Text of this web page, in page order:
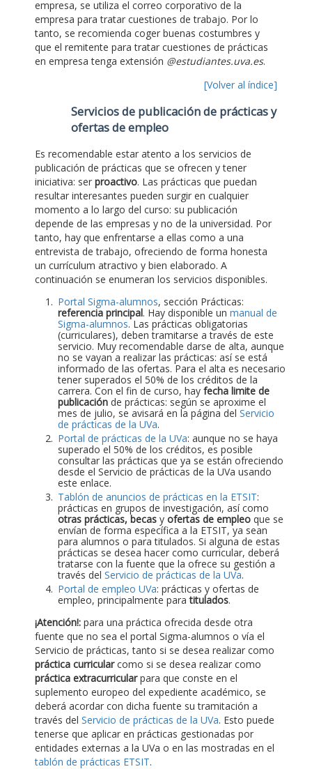
empresa, se utiliza el correo corporativo de la
empresa para tratar cuestiones de trabajo. Por lo
tanto, se recomienda coger buenas costumbres y
que el remitente para tratar cuestiones de prácticas
en empresa tenga extensión @estudiantes.uva.es.
[Volver al índice]
Servicios de publicación de prácticas y
ofertas de empleo
Es recomendable estar atento a los servicios de
publicación de prácticas que se ofrecen y tener
iniciativa: ser proactivo. Las prácticas que puedan
resultar interesantes pueden surgir en cualquier
momento a lo largo del curso: su publicación
depende de las empresas y no de la universidad. Por
tanto, hay que enfrentarse a ellas como a una
entrevista de trabajo, ofreciendo de forma honesta
un currículum atractivo y bien elaborado. A
continuación se enumeran los servicios disponibles.
Portal Sigma-alumnos, sección Prácticas:
referencia principal. Hay disponible un manual de
Sigma-alumnos. Las prácticas obligatorias
(curriculares), deben tramitarse a través de este
servicio. Muy recomendable darse de alta, aunque
no se vayan a realizar las prácticas: así se está
informado de las ofertas. Para el alta es necesario
tener superados el 50% de los créditos de la
carrera. Con el fin de curso, hay fecha limite de
publicación de prácticas: según se aproxime el
mes de julio, se avisará en la página del Servicio
de prácticas de la UVa.
Portal de prácticas de la UVa: aunque no se haya
superado el 50% de los créditos, es posible
consultar las prácticas que ya se están ofreciendo
desde el Servicio de prácticas de la UVa usando
este enlace.
Tablón de anuncios de prácticas en la ETSIT:
prácticas en grupos de investigación, así como
otras prácticas, becas y ofertas de empleo que se
envían de forma específica a la ETSIT, ya sean
para alumnos o para titulados. Si alguna de estas
prácticas se desea hacer como curricular, deberá
tratarse con la fuente que la ofrece su gestión a
través del Servicio de prácticas de la UVa.
Portal de empleo UVa: prácticas y ofertas de
empleo, principalmente paratitulados.
¡Atención!: para una práctica ofrecida desde otra
fuente que no sea el portal Sigma-alumnos o vía el
Servicio de prácticas, tanto si se desea realizar como
práctica curricularcomo si se desea realizar como
práctica extracurricularpara que conste en el
suplemento europeo del expediente académico, se
deberá acordar con dicha fuente su tramitación a
través del Servicio de prácticas de la UVa. Esto puede
tenerse que aplicar en prácticas gestionadas por
entidades externas a la UVa o en las mostradas en el
tablón de prácticas ETSIT.